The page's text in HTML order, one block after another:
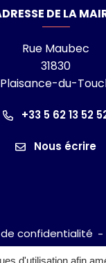
d'utilisation afin
du-Touch
Youtube
DE LA
Rue Maubec
31830
Plaisance-du-
+33 5 62 13 52
Nous écrire
confidentialité